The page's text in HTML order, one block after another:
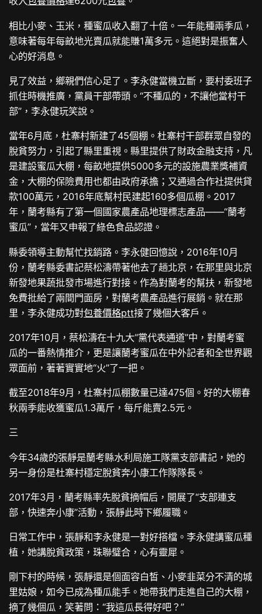
相比小麥、玉米，種蜜瓜收入翻了十倍。一年能種兩季瓜，
意味著每年每畝地光賣瓜就能賺1萬多元。這絕對是振奮人
心的好消息。
見了效益，鄉親們信心足了。李永健當機立斷，要村委班子
抓住時機推廣，黨員干部帶頭。“不種瓜的，不讓他當村干
部”，李永健玩笑說。
當年6月底，杜寨村新建了45個棚。杜寨村干部群眾自發的
脫貧努力，引起了縣里重視。縣里提供了財政金融支持，凡
是建設蜜瓜大棚，每畝地提供5000多元的設施農業獎補資
金，大棚的保險費用也都由政府承擔；又通過合作社提供貸
款100萬元，2016年底幫村民建起160多個瓜棚。2017
年，蘭考縣有了第一個國家農產品地理標志產品——“蘭考
蜜瓜”，當年又申報了綠色食品認證。
縣委領導主動幫忙找銷路。李永健回憶說，2016年10月
份，蘭考縣委書記蔡松濤帶著他去了趟北京，在那里與北京
新發地果蔬批發市場進行對接。作為對蘭考的幫扶，新發地
免費批給了兩間門面房，對蘭考農產品進行展銷。就在那
里，李永健成功對包養價格ptt接了幾個大客戶。
2017年10月，蔡松濤在十九大“黨代表通道”中，對蘭考蜜
瓜的一番熱情推介，更是讓蘭考蜜瓜在中外記者和全世界觀
眾面前，著著實實地“火”了一把。
截至2018年9月，杜寨村瓜棚數量已達475個。好的大棚春
秋兩季能收獲蜜瓜1.3萬斤，每斤能賣2.5元。
三
今年34歲的張靜是蘭考縣水利局施工隊黨支部書記，她的
另一身份是杜寨村穩定脫貧奔小康工作隊隊長。
2017年3月，蘭考縣率先脫貧摘帽后，開展了“支部連支
部，快速奔小康”活動，張靜此時下鄉履職。
日常工作中，張靜和李永健是一對好搭檔。李永健講蜜瓜種
植，她講脫貧政策，珠聯璧合，心有靈犀。
剛下村的時候，張靜還是個面容白皙、小麥韭菜分不清的城
里姑娘，如今已成為種瓜能手。她帶我們走進自己的大棚，
摘了幾個瓜，笑著問：“我這瓜長得好吧？”